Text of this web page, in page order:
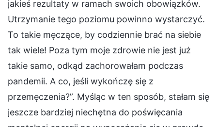
jakieś rezultaty w ramach swoich obowiązków.
Utrzymanie tego poziomu powinno wystarczyć.
To takie męczące, by codziennie brać na siebie
tak wiele! Poza tym moje zdrowie nie jest już
takie samo, odkąd zachorowałam podczas
pandemii. A co, jeśli wykończę się z
przemęczenia?”. Myśląc w ten sposób, stałam się
jeszcze bardziej niechętna do poświęcania